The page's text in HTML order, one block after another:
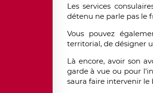
Les services
détenu ne parle pas le
Vous pouvez
territorial, de désigner
Là encore, avoir son
garde à vue ou pour
saura faire intervenir le